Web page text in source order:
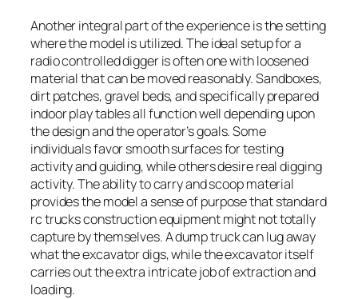
Another integral part of the experience is the setting
where the model is utilized. The ideal setup for a
radio controlled digger is often one with loosened
material that can be moved reasonably. Sandboxes,
dirt patches, gravel beds, and specifically prepared
indoor play tables all function well depending upon
the design and the operator’s goals. Some
individuals favor smooth surfaces for testing
activity and guiding, while others desire real digging
activity. The ability to carry and scoop material
provides the model a sense of purpose that standard
rc trucks construction equipment might not totally
capture by themselves. A dump truck can lug away
what the excavator digs, while the excavator itself
carries out the extra intricate job of extraction and
loading.